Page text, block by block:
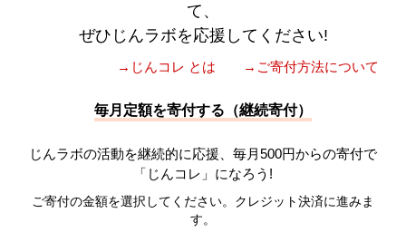
て、
ぜひじんラボを応援してください!
→じんコレ とは →ご寄付方法について
毎月定額を寄付する（継続寄付）
じんラボの活動を継続的に応援、毎月500円からの寄付で
「じんコレ」になろう!
ご寄付の金額を選択してください。クレジット決済に進みま
す。